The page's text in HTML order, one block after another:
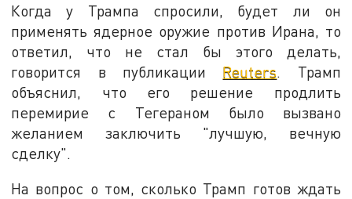
Когда у Трампа спросили, будет ли он
применять ядерное оружие против Ирана, то
ответил, что не стал бы этого делать,
говорится в публикации Reuters. Трамп
объяснил, что его решение продлить
перемирие с Тегераном было вызвано
желанием заключить "лучшую, вечную
сделку".
На вопрос о том, сколько Трамп готов ждать